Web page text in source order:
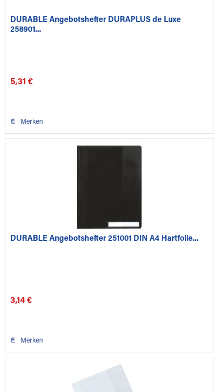
DURABLE Angebotshefter DURAPLUS de Luxe
258901...
5,31 €
Merken
DURABLE Angebotshefter 251001 DIN A4 Hartfolie...
3,14 €
Merken